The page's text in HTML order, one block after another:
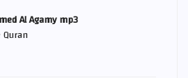
Al Agamy mp3